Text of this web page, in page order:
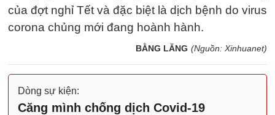
của đợt nghỉ Tết và đặc biệt là dịch bệnh do virus
corona chủng mới đang hoành hành.
BẰNG LĂNG (Nguồn: Xinhuanet)
Dòng sự kiện:
Căng mình chống dịch Covid-19